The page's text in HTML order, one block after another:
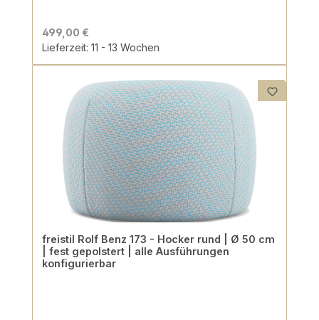
499,00 €
Lieferzeit: 11 - 13 Wochen
freistil Rolf Benz 173 - Hocker rund | Ø 50 cm
| fest gepolstert | alle Ausführungen
konfigurierbar